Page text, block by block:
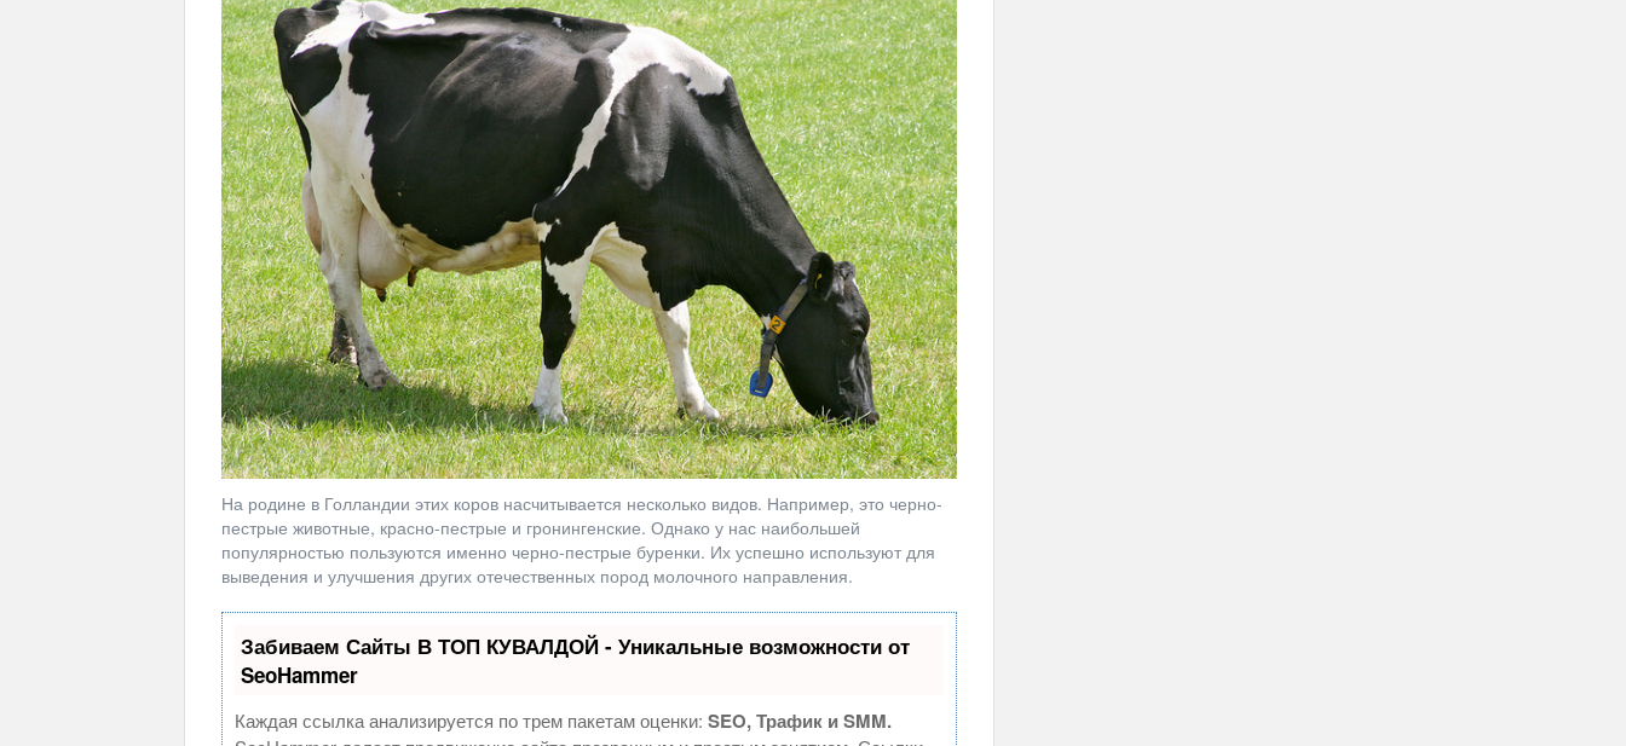
На родине в Голландии этих коров насчитывается несколько видов. Например, это черно-
пестрые животные, красно-пестрые и гронингенские. Однако у нас наибольшей
популярностью пользуются именно черно-пестрые буренки. Их успешно используют для
выведения и улучшения других отечественных пород молочного направления.
Забиваем Сайты В ТОП КУВАЛДОЙ - Уникальные возможности от
SeoHammer
Каждая ссылка анализируется по трем пакетам оценки: SEO, Трафик и SMM.